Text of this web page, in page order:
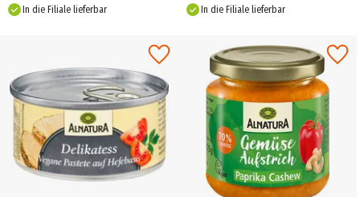
In die Filiale lieferbar
In die Filiale lieferbar